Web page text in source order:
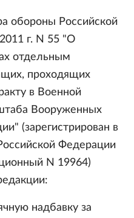
обороны Российской
г. N 55 "О
отдельным
проходящих
в Военной
Вооруженных
(зарегистрирован в
Федерации
N 19964)
надбавку за